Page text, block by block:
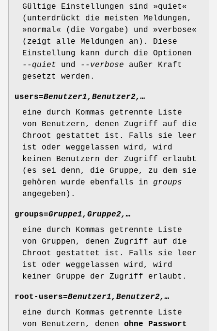
Gültige Einstellungen sind »quiet«
(unterdrückt die meisten Meldungen,
»normal« (die Vorgabe) und »verbose«
(zeigt alle Meldungen an). Diese
Einstellung kann durch die Optionen
--quiet und --verbose außer Kraft
gesetzt werden.
users=Benutzer1,Benutzer2,…
eine durch Kommas getrennte Liste
von Benutzern, denen Zugriff auf die
Chroot gestattet ist. Falls sie leer
ist oder weggelassen wird, wird
keinen Benutzern der Zugriff erlaubt
(es sei denn, die Gruppe, zu dem sie
gehören wurde ebenfalls in groups
angegeben).
groups=Gruppe1,Gruppe2,…
eine durch Kommas getrennte Liste
von Gruppen, denen Zugriff auf die
Chroot gestattet ist. Falls sie leer
ist oder weggelassen wird, wird
keiner Gruppe der Zugriff erlaubt.
root-users=Benutzer1,Benutzer2,…
eine durch Kommas getrennte Liste
von Benutzern, denen ohne Passwort